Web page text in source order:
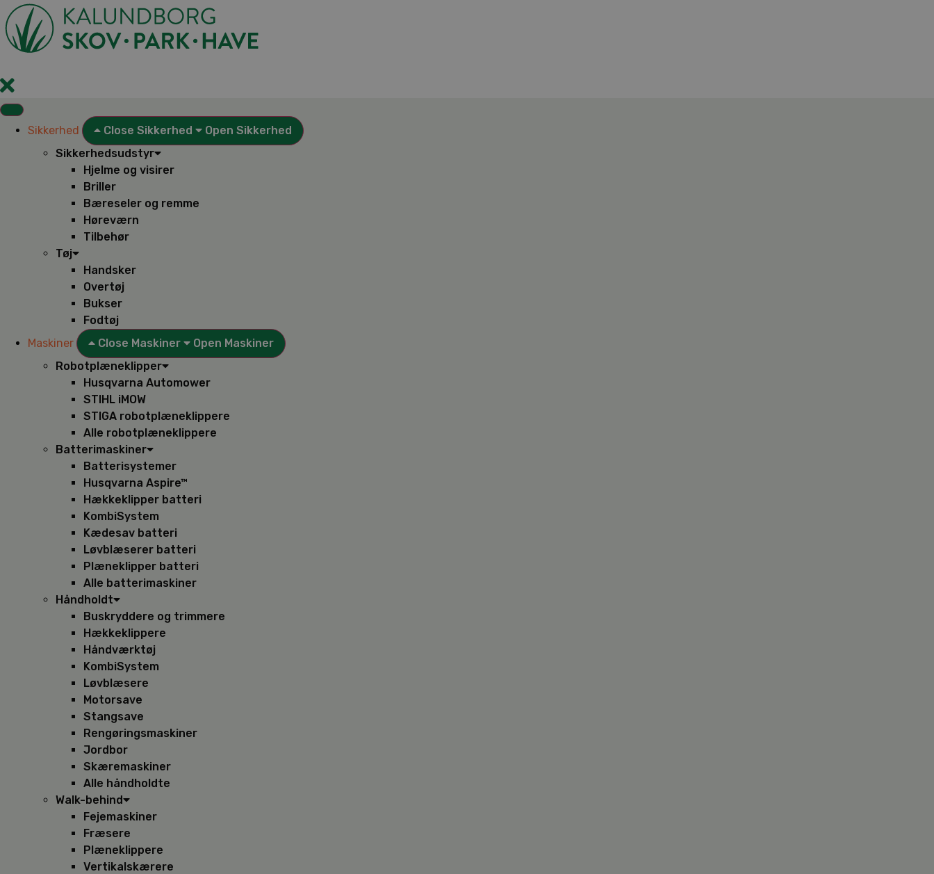
Videre
til
indhold
Sikkerhed Close Sikkerhed
Open Sikkerhed
Sikkerhedsudstyr
Hjelme og visirer
Briller
Bæreseler og remme
Høreværn
Tilbehør
Tøj
Handsker
Overtøj
Bukser
Fodtøj
Maskiner
Close Maskiner
Open Maskiner
Robotplæneklipper
Husqvarna Automower
STIHL iMOW
STIGA robotplæneklippere
Alle robotplæneklippere
Batterimaskiner
Batterisystemer
Husqvarna Aspire™
Hækkeklipper batteri
KombiSystem
Kædesav batteri
Løvblæserer batteri
Plæneklipper batteri
Alle batterimaskiner
Håndholdt
Buskryddere og trimmere
Hækkeklippere
Håndværktøj
KombiSystem
Løvblæsere
Motorsave
Stangsave
Rengøringsmaskiner
Jordbor
Skæremaskiner
Alle håndholdte
Walk-behind
Fejemaskiner
Fræsere
Plæneklippere
Vertikalskærere